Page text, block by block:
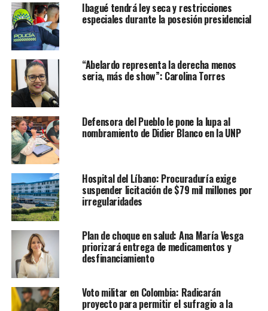
Ibagué tendrá ley seca y restricciones
especiales durante la posesión presidencial
“Abelardo representa la derecha menos
seria, más de show”: Carolina Torres
Defensora del Pueblo le pone la lupa al
nombramiento de Didier Blanco en la UNP
Hospital del Líbano: Procuraduría exige
suspender licitación de $79 mil millones por
irregularidades
Plan de choque en salud: Ana María Vesga
priorizará entrega de medicamentos y
desfinanciamiento
Voto militar en Colombia: Radicarán
proyecto para permitir el sufragio a la